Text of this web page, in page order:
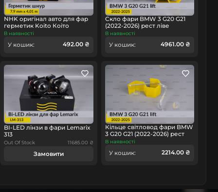
NHK оригінал авто для фар
герметик Koito Коіто
бутиловий шнур термо
В наявності
У кошик: 492.00 ₴
Скло фари BMW 3 G20 G21
(2022-2026) рест ліве
В наявності
У кошик: 4961.00 ₴
BI-LED лінзи в фари Lemarix
313
Out Of Stock 11685.00 ₴
Замовити
Кільце світловод фари BMW
3 G20 G21 (2022-2026) рест
мале внутрішнє ліве
В наявності
У кошик: 2214.00 ₴